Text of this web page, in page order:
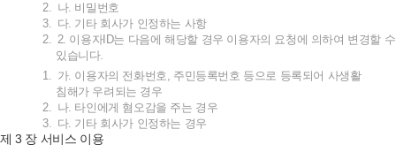
2. 나. 비밀번호
3. 다. 기타 회사가 인정하는 사항
2. 2. 이용자ID는 다음에 해당할 경우 이용자의 요청에 의하여 변경할 수
있습니다.
1. 가. 이용자의 전화번호, 주민등록번호 등으로 등록되어 사생활
침해가 우려되는 경우
2. 나. 타인에게 혐오감을 주는 경우
3. 다. 기타 회사가 인정하는 경우
제 3 장 서비스 이용